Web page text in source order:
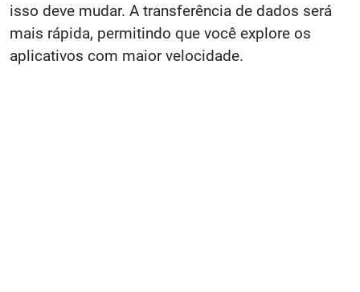
isso deve mudar. A transferência de dados será
mais rápida, permitindo que você explore os
aplicativos com maior velocidade.